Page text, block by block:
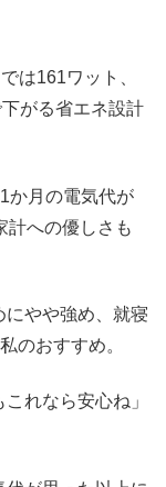
は161ワット、
がる省エネ設計
か月の電気代が
計への優しさも
やや強め、就寝
のおすすめ。
れなら安心ね」